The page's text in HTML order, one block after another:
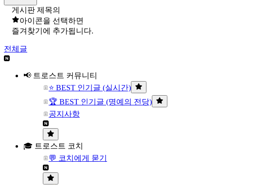
게시판 제목의
아이콘을 선택하면
즐겨찾기에 추가됩니다.
전체글
📢 트로스트 커뮤니티
⭐ BEST 인기글 (실시간)
🏆 BEST 인기글 (명예의 전당)
공지사항
🎓 트로스트 코치
💬 코치에게 묻기